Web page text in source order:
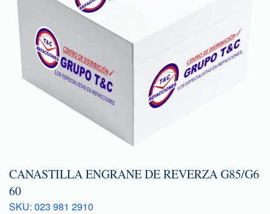
CANASTILLA ENGRANE DE REVERZA G85/G6
60
SKU: 023 981 2910